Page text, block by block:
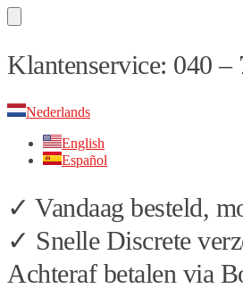
Skip
to
Skip
to
Klantenservice: 040 –
Nederlands
English
Español
✓ Vandaag besteld,
✓ Snelle Discrete
Achteraf betalen via